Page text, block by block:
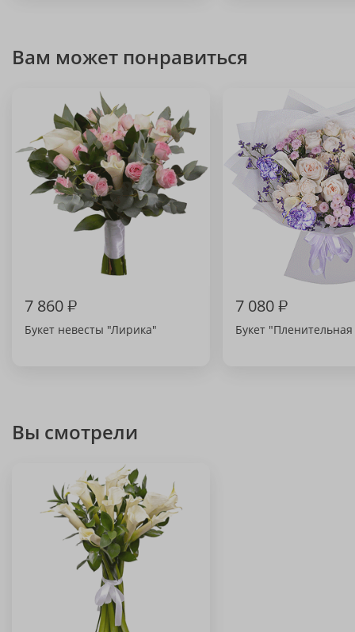
Вам может понравиться
7 860₽
Букет невесты "Лирика"
7 080₽
Букет
Вы смотрели